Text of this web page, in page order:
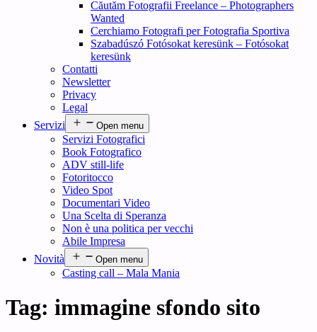
Căutăm Fotografii Freelance – Photographers
Wanted
Cerchiamo Fotografi per Fotografia Sportiva
Szabadúszó Fotósokat keresünk – Fotósokat
keresünk
Contatti
Newsletter
Privacy
Legal
Servizi
Open menu
Servizi Fotografici
Book Fotografico
ADV still-life
Fotoritocco
Video Spot
Documentari Video
Una Scelta di Speranza
Non è una politica per vecchi
Abile Impresa
Novità
Open menu
Casting call – Mala Mania
Tag: immagine sfondo sito